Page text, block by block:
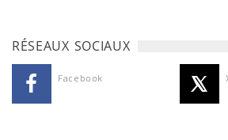
RÉSEAUX SOCIAUX
Facebook